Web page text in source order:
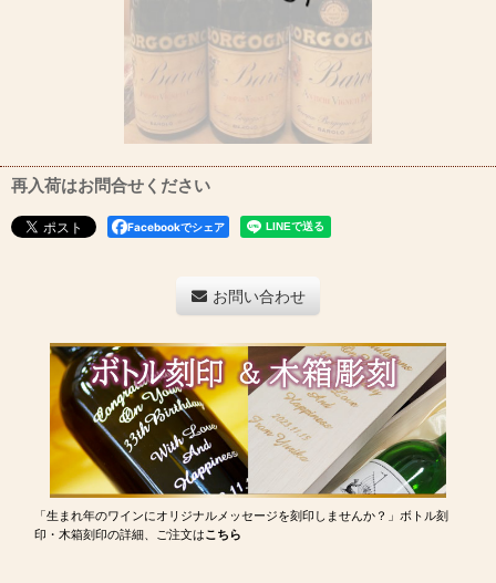
再入荷はお問合せください
Facebookでシェア
お問い合わせ
「生まれ年のワインにオリジナルメッセージを刻印しませんか？」ボトル刻
印・木箱刻印の詳細、ご注文はこちら